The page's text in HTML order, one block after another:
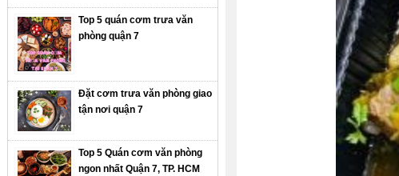
Top 5 quán cơm trưa văn
phòng quận 7
Đặt cơm trưa văn phòng giao
tận nơi quận 7
Top 5 Quán cơm văn phòng
ngon nhất Quận 7, TP. HCM